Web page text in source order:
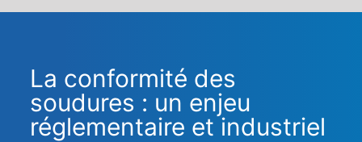
La conformité des
soudures : un enjeu
réglementaire et industriel